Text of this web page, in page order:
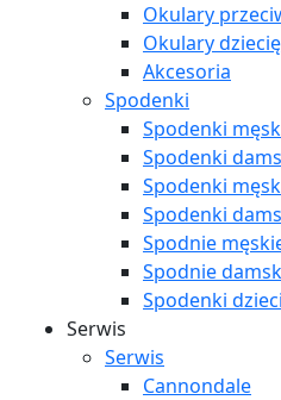
Okulary
Okulary
Akcesoria
Spodenki
Spodenki
Spodenki
Spodenki
Spodenki
Spodnie
Spodnie
Spodenki
Serwis
Serwis
Cannondale